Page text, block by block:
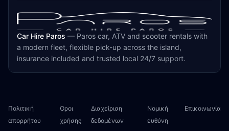
Car Hire Paros — Paros car, ATV and scooter rentals with
a modern fleet, flexible pick-up across the island,
insurance included and trusted local 24/7 support.
Πολιτική
απορρήτου
Όροι
χρήσης
Διαχείριση
δεδομένων
Νομική
ευθύνη
Επικοινωνία